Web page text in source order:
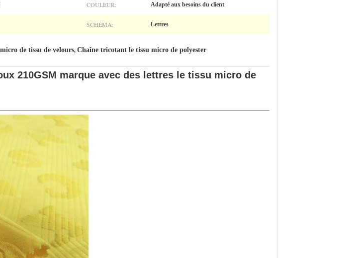
COULEUR: Adapté aux besoins du client
SCHÉMA: Lettres
de tissu de velours, Chaîne tricotant le tissu micro de polyester
210GSM marque avec des lettres le tissu micro de